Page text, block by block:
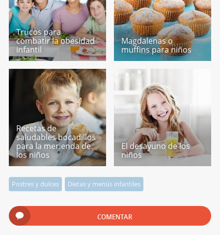
Trucos para
combatir la obesidad
infantil
Magdalenas o
muffins para niños
Recetas de
saludables bocadillos
para la merienda de
los niños
El desayuno de los
niños
Postres y dulces Dietas y menús infantiles
COMENTAR